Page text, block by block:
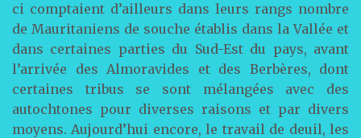
ci comptaient d’ailleurs dans leurs rangs nombre
de Mauritaniens de souche établis dans la Vallée et
dans certaines parties du Sud-Est du pays, avant
l’arrivée des Almoravides et des Berbères, dont
certaines tribus se sont mélangées avec des
autochtones pour diverses raisons et par divers
moyens. Aujourd’hui encore, le travail de deuil, les